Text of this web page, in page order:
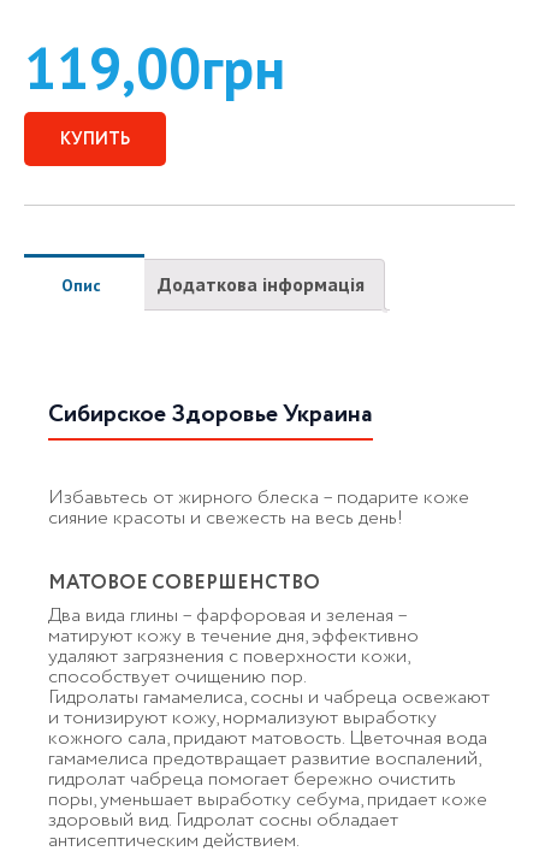
119,00грн
КУПИТЬ
Опис Додаткова інформація
Сибирское Здоровье Украина
Избавьтесь от жирного блеска – подарите коже
сияние красоты и свежесть на весь день!
МАТОВОЕ СОВЕРШЕНСТВО
Два вида глины – фарфоровая и зеленая –
матируют кожу в течение дня, эффективно
удаляют загрязнения с поверхности кожи,
способствует очищению пор.
Гидролаты гамамелиса, сосны и чабреца освежают
и тонизируют кожу, нормализуют выработку
кожного сала, придают матовость. Цветочная вода
гамамелиса предотвращает развитие воспалений,
гидролат чабреца помогает бережно очистить
поры, уменьшает выработку себума, придает коже
здоровый вид. Гидролат сосны обладает
антисептическим действием.